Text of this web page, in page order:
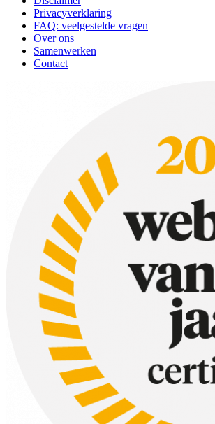
Privacyverklaring
FAQ: veelgestelde vragen
Over ons
Samenwerken
Contact